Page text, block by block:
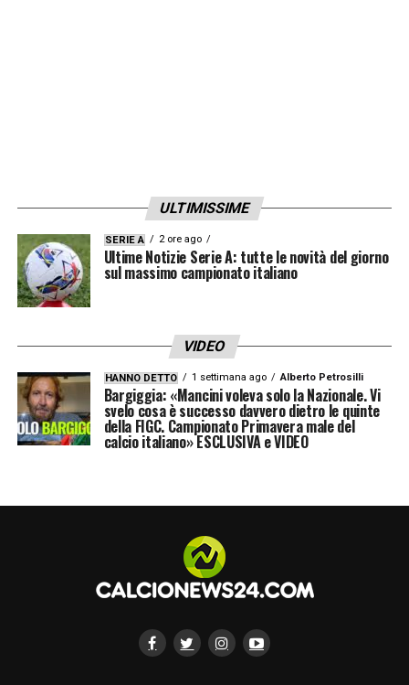
ULTIMISSIME
SERIE A 2 ore ago
Ultime Notizie Serie A: tutte le novità del giorno
sul massimo campionato italiano
VIDEO
HANNO DETTO 1 settimana ago Alberto Petrosilli
Bargiggia: «Mancini voleva solo la Nazionale. Vi
svelo cosa è successo davvero dietro le quinte
della FIGC. Campionato Primavera male del
calcio italiano» ESCLUSIVA e VIDEO